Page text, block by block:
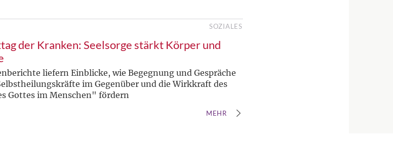
SOZIALES
der Kranken: Seelsorge stärkt Körper und
liefern Einblicke, wie Begegnung und Gespräche
im Gegenüber und die Wirkkraft des
Gottes im Menschen" fördern
MEHR